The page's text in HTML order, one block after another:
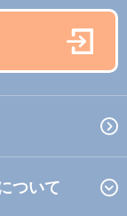
ついて